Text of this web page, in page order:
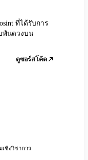
ที่ได้รับการ
พันดวงบน
ดูซอร์สโค้ด
เชิงวิชาการ